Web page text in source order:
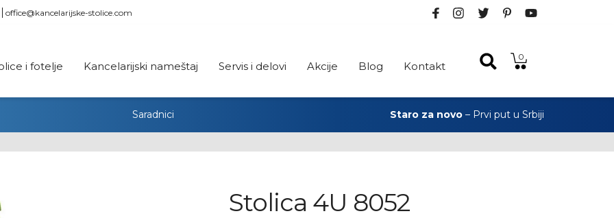
office@kancelarijske-stolice.com
i fotelje Kancelarijski nameštaj Servis i delovi Akcije Blog Kontakt
0
Saradnici Staro za novo– Prvi put u Srbiji
Stolica 4U 8052